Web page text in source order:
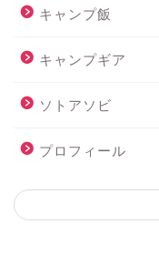
キャンプ飯
キャンプギア
ソトアソビ
プロフィール